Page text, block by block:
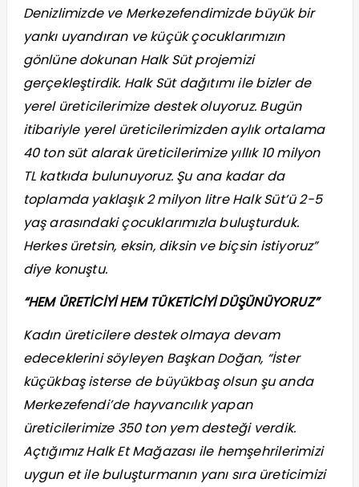
Denizlimizde ve Merkezefendimizde büyük bir
yankı uyandıran ve küçük çocuklarımızın
gönlüne dokunan Halk Süt projemizi
gerçekleştirdik. Halk Süt dağıtımı ile bizler de
yerel üreticilerimize destek oluyoruz. Bugün
itibariyle yerel üreticilerimizden aylık ortalama
40 ton süt alarak üreticilerimize yıllık 10 milyon
TL katkıda bulunuyoruz. Şu ana kadar da
toplamda yaklaşık 2 milyon litre Halk Süt’ü 2-5
yaş arasındaki çocuklarımızla buluşturduk.
Herkes üretsin, eksin, diksin ve biçsin istiyoruz”
diye konuştu.
“HEM ÜRETİCİYİ HEM TÜKETİCİYİ DÜŞÜNÜYORUZ”
Kadın üreticilere destek olmaya devam
edeceklerini söyleyen Başkan Doğan, “İster
küçükbaş isterse de büyükbaş olsun şu anda
Merkezefendi’de hayvancılık yapan
üreticilerimize 350 ton yem desteği verdik.
Açtığımız Halk Et Mağazası ile hemşehrilerimizi
uygun et ile buluşturmanın yanı sıra üreticimizi